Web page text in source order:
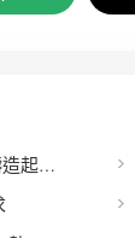
鑄件拔模斜度一般多少？ GB/T 42124.3-2025熔模鑄造起模斜度表